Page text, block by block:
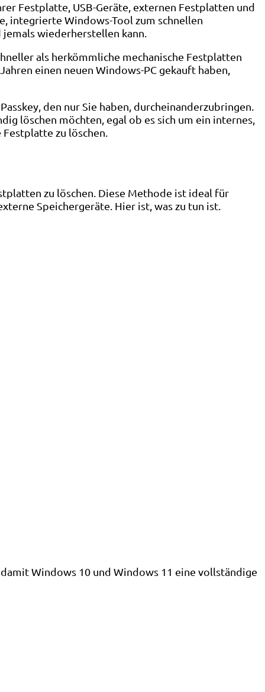
Festplatte, USB-Geräte, externen Festplatten und
integrierte Windows-Tool zum schnellen
wiederherstellen kann.
als herkömmliche mechanische Festplatten
einen neuen Windows-PC gekauft haben,
den nur Sie haben, durcheinanderzubringen.
löschen möchten, egal ob es sich um ein internes,
zu löschen.
zu löschen. Diese Methode ist ideal für
Speichergeräte. Hier ist, was zu tun ist.
Windows 10 und Windows 11 eine vollständige